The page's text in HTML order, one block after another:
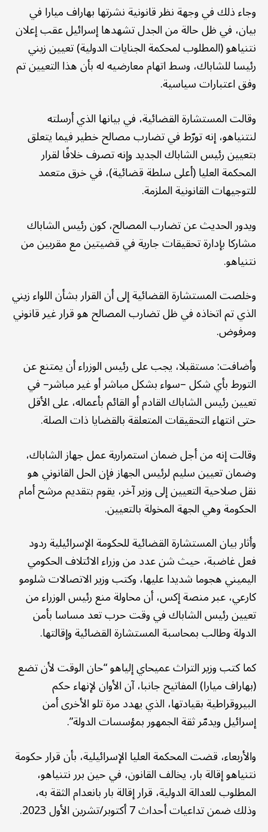
وجاء ذلك في وجهة نظر قانونية نشرتها بهاراف ميارا في
بيان، في ظل حالة من الجدل تشهدها إسرائيل عقب إعلان
نتنياهو (المطلوب لمحكمة الجنايات الدولية) تعيين زيني
رئيسا للشاباك، وسط اتهام معارضيه له بأن هذا التعيين تم
وفق اعتبارات سياسية.
وقالت المستشارة القضائية، في بيانها الذي أرسلته
لنتنياهو، إنه تورّط في تضارب مصالح خطير فيما يتعلق
بتعيين رئيس الشاباك الجديد وإنه تصرف خلافًا لقرار
المحكمة العليا (أعلى سلطة قضائية)، في خرق متعمد
للتوجيهات القانونية الملزمة.
ويدور الحديث عن تضارب المصالح، كون رئيس الشاباك
مشاركا بإدارة تحقيقات جارية في قضيتين مع مقربين من
نتنياهو.
وخلصت المستشارة القضائية إلى أن القرار بشأن اللواء زيني
الذي تم اتخاذه في ظل تضارب المصالح هو قرار غير قانوني
ومرفوض.
وأضافت: مستقبلا، يجب على رئيس الوزراء أن يمتنع عن
التورط بأي شكل –سواء بشكل مباشر أو غير مباشر– في
تعيين رئيس الشاباك القادم أو القائم بأعماله، على الأقل
حتى انتهاء التحقيقات المتعلقة بالقضايا ذات الصلة.
وقالت إنه من أجل ضمان استمرارية عمل جهاز الشاباك،
وضمان تعيين سليم لرئيس الجهاز فإن الحل القانوني هو
نقل صلاحية التعيين إلى وزير آخر، يقوم بتقديم مرشح أمام
الحكومة وهي الجهة المخولة بالتعيين.
وأثار بيان المستشارة القضائية للحكومة الإسرائيلية ردود
فعل غاضبة، حيث شن عدد من وزراء الائتلاف الحكومي
اليميني هجوما شديدا عليها، وكتب وزير الاتصالات شلومو
كارعي، عبر منصة إكس، أن محاولة منع رئيس الوزراء من
تعيين رئيس الشاباك في وقت حرب تعد مساسا بأمن
الدولة وطالب بمحاسبة المستشارة القضائية وإقالتها.
كما كتب وزير التراث عميحاي إلياهو “حان الوقت لأن تضع
(بهاراف ميارا) المفاتيح جانبا، آن الأوان لإنهاء حكم
البيروقراطية بقيادتها، الذي يهدد مرة تلو الأخرى أمن
إسرائيل ويدمّر ثقة الجمهور بمؤسسات الدولة”.
والأربعاء، قضت المحكمة العليا الإسرائيلية، بأن قرار حكومة
نتنياهو إقالة بار، يخالف القانون، في حين برر نتنياهو،
المطلوب للعدالة الدولية، قرار إقالة بار بانعدام الثقة به،
وذلك ضمن تداعيات أحداث 7 أكتوبر/تشرين الأول 2023.